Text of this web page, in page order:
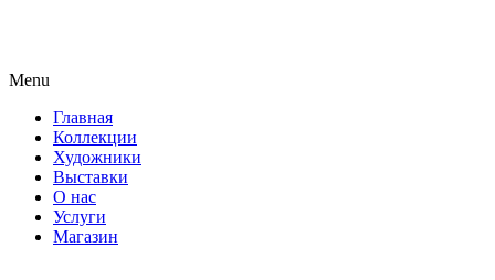
Menu
Главная
Коллекции
Художники
Выставки
О нас
Услуги
Магазин